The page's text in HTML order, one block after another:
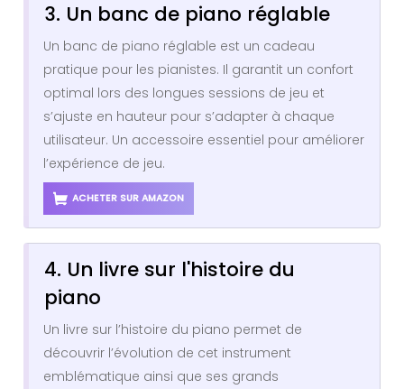
3. Un banc de piano réglable
Un banc de piano réglable est un cadeau
pratique pour les pianistes. Il garantit un confort
optimal lors des longues sessions de jeu et
s’ajuste en hauteur pour s’adapter à chaque
utilisateur. Un accessoire essentiel pour améliorer
l’expérience de jeu.
ACHETER SUR AMAZON
4. Un livre sur l'histoire du
piano
Un livre sur l’histoire du piano permet de
découvrir l’évolution de cet instrument
emblématique ainsi que ses grands